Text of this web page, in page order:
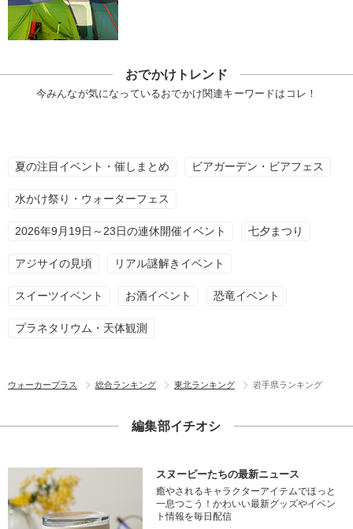
おでかけトレンド
今みんなが気になっているおでかけ関連キーワードはコレ！
夏の注目イベント・催しまとめ ビアガーデン・ビアフェス
水かけ祭り・ウォーターフェス
2026年9月19日～23日の連休開催イベント 七夕まつり
アジサイの見頃 リアル謎解きイベント
スイーツイベント お酒イベント 恐竜イベント
プラネタリウム・天体観測
ウォーカープラス 総合ランキング 東北ランキング 岩手県ランキング
編集部イチオシ
スヌーピーたちの最新ニュース
癒やされるキャラクターアイテムでほっと
一息つこう！かわいい最新グッズやイベン
ト情報を毎日配信